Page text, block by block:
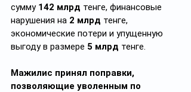
сумму 142 млрд тенге, финансовые
нарушения на 2 млрд тенге,
экономические потери и упущенную
выгоду в размере 5 млрд тенге.
Мажилис принял поправки,
позволяющие уволенным по